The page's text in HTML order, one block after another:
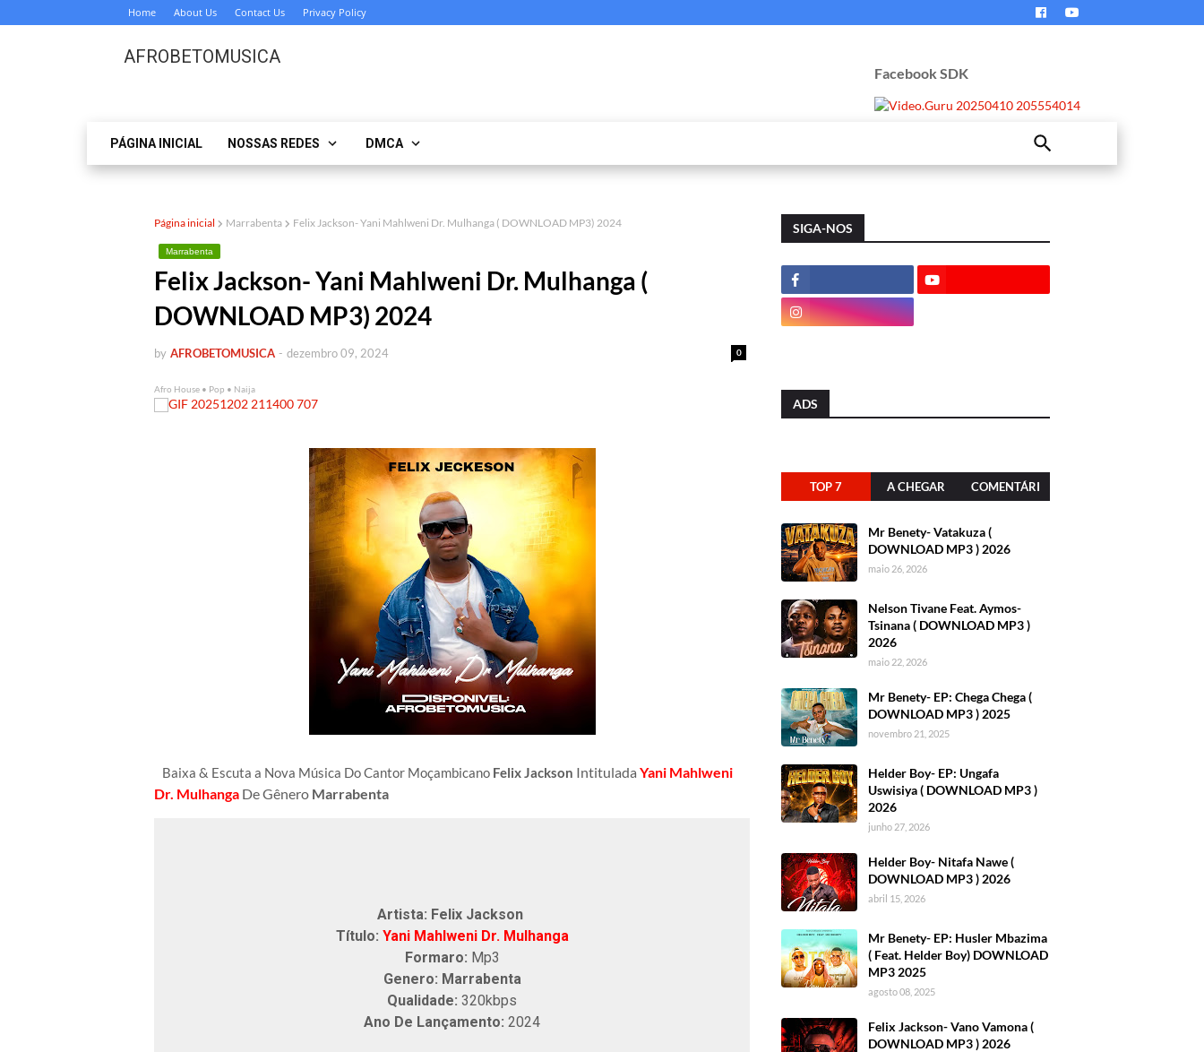
Home About Us Contact Us Privacy Policy
AFROBETOMUSICA
Facebook SDK
PÁGINA INICIAL NOSSAS REDES DMCA
Página inicial Marrabenta Felix Jackson- Yani Mahlweni Dr. Mulhanga ( DOWNLOAD MP3) 2024
Marrabenta
Felix Jackson- Yani Mahlweni Dr. Mulhanga (
DOWNLOAD MP3) 2024
by AFROBETOMUSICA 0
- dezembro 09, 2024
Afro House • Pop • Naija
Baixa & Escuta a Nova Música Do Cantor Moçambicano Felix Jackson Intitulada Yani Mahlweni
Dr. Mulhanga De Gênero Marrabenta
Artista: Felix Jackson
Título: Yani Mahlweni Dr. Mulhanga
Formaro: Mp3
Genero: Marrabenta
Qualidade: 320kbps
Ano De Lançamento: 2024
SIGA-NOS
ADS
TOP 7 A CHEGAR COMENTÁRI
Mr Benety- Vatakuza (
DOWNLOAD MP3 ) 2026
maio 26, 2026
Nelson Tivane Feat. Aymos-
Tsinana ( DOWNLOAD MP3 )
2026
maio 22, 2026
Mr Benety- EP: Chega Chega (
DOWNLOAD MP3 ) 2025
novembro 21, 2025
Helder Boy- EP: Ungafa
Uswisiya ( DOWNLOAD MP3 )
2026
junho 27, 2026
Helder Boy- Nitafa Nawe (
DOWNLOAD MP3 ) 2026
abril 15, 2026
Mr Benety- EP: Husler Mbazima
( Feat. Helder Boy) DOWNLOAD
MP3 2025
agosto 08, 2025
Felix Jackson- Vano Vamona (
DOWNLOAD MP3 ) 2026